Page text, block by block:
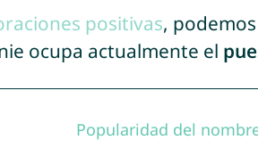
positivas,
ocupa actualmente el